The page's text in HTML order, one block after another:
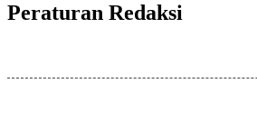
Peraturan Redaksi